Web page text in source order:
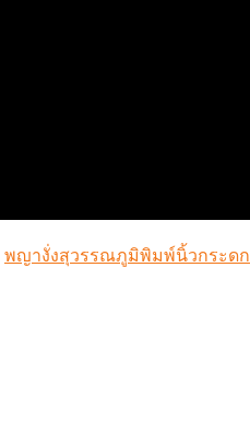
พญางั่งสุวรรณภูมิพิมพ์นิ้วกระดก